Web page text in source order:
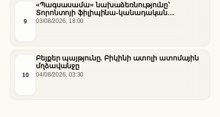
9
«Պագսասամա» նախաձեռնությունը՝
Տորոնտոյի ֆիլիպինա-կանադական
արվեստագետների համար
03/08/2026, 18:00
10
Բեյքեր պայթյունը. Բիկինի ատոլի ատոմային
մղձավանջը
04/08/2026, 03:30